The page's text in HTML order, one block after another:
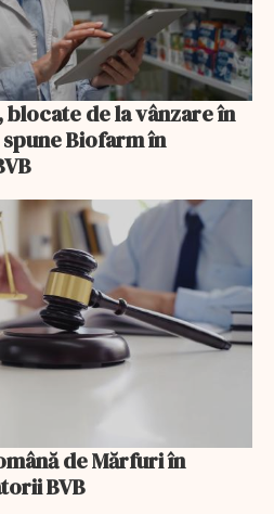
de la vânzare în
Biofarm în
de Mărfuri în
BVB